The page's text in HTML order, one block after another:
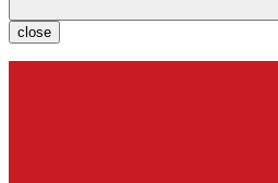
close